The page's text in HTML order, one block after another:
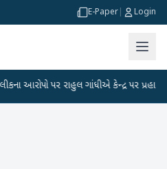
E-Paper Login
આરોપો પર રાહુલ ગાંધીએ કેન્દ્ર પર પ્રહાર કર્યા